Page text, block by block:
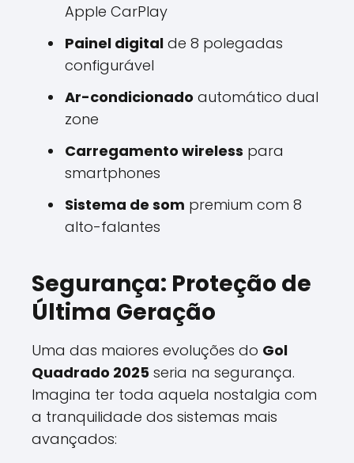
Apple CarPlay
Painel digital de 8 polegadas
configurável
Ar-condicionado automático dual
zone
Carregamento wireless para
smartphones
Sistema de som premium com 8
alto-falantes
Segurança: Proteção de
Última Geração
Uma das maiores evoluções do Gol
Quadrado 2025 seria na segurança.
Imagina ter toda aquela nostalgia com
a tranquilidade dos sistemas mais
avançados: